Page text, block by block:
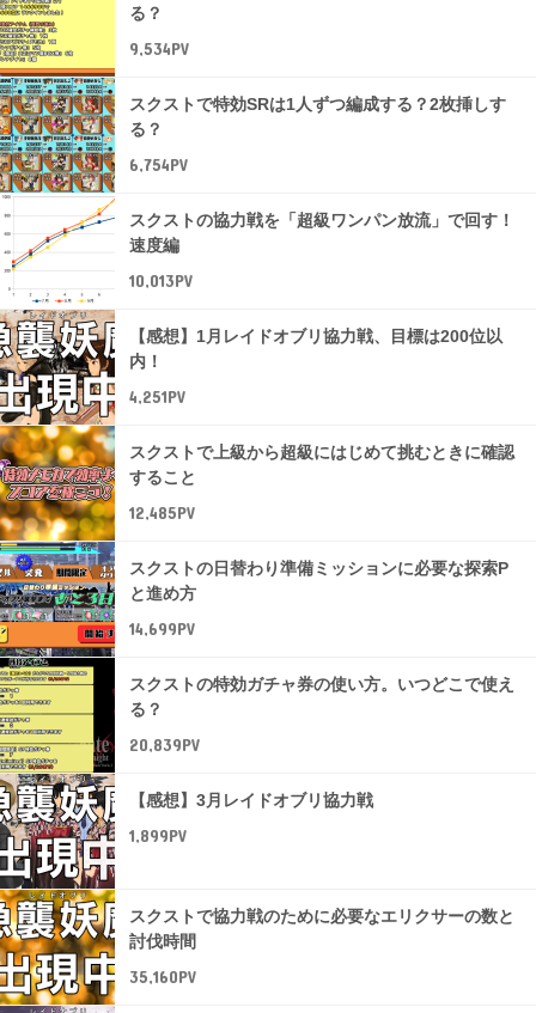
る？
9,534PV
スクストで特効SRは1人ずつ編成する？2枚挿しす
る？
6,754PV
スクストの協力戦を「超級ワンパン放流」で回す！
速度編
10,013PV
【感想】1月レイドオブリ協力戦、目標は200位以
内！
4,251PV
スクストで上級から超級にはじめて挑むときに確認
すること
12,485PV
スクストの日替わり準備ミッションに必要な探索P
と進め方
14,699PV
スクストの特効ガチャ券の使い方。いつどこで使え
る？
20,839PV
【感想】3月レイドオブリ協力戦
1,899PV
スクストで協力戦のために必要なエリクサーの数と
討伐時間
35,160PV